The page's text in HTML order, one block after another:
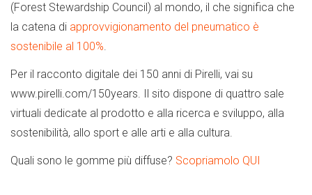
(Forest Stewardship Council) al mondo, il che significa che
la catena di approvvigionamento del pneumatico è
sostenibile al 100%.
Per il racconto digitale dei 150 anni di Pirelli, vai su
www.pirelli.com/150years. Il sito dispone di quattro sale
virtuali dedicate al prodotto e alla ricerca e sviluppo, alla
sostenibilità, allo sport e alle arti e alla cultura.
Quali sono le gomme più diffuse? Scopriamolo QUI